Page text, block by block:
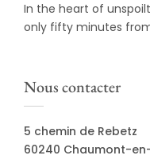
In the heart of
only fifty minutes
Nous contacter
5 chemin de Rebetz
60240 Chaumont-